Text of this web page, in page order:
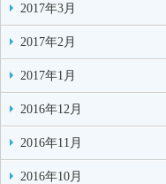
2017年3月
2017年2月
2017年1月
2016年12月
2016年11月
2016年10月